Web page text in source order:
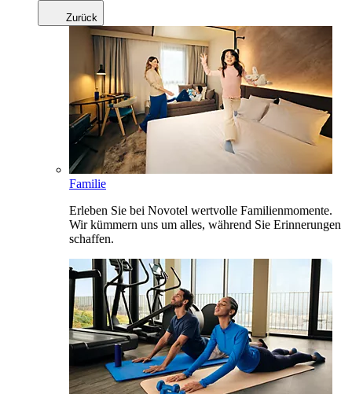
Zurück
Familie
Erleben Sie bei Novotel wertvolle Familienmomente.
Wir kümmern uns um alles, während Sie Erinnerungen
schaffen.